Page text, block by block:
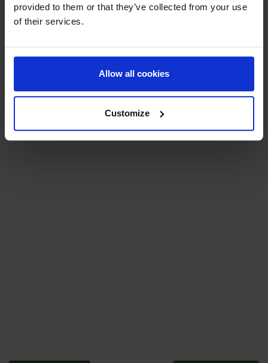
provided to them or that they’ve collected from your use
of their services.
Allow all cookies
Customize
mejor.
magia del Winter festival y nuestra visita a la Casa Ronald
McDonald. Estos momentos reflejan verdaderamente el
espíritu de nuestra la comunidad Hastings.